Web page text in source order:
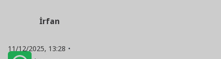
İrfan
11/12/2025, 13:28